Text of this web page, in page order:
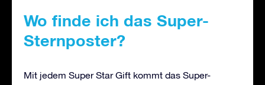
Wo finde ich das Super-
Sternposter?
Mit jedem Super Star Gift kommt das Super-